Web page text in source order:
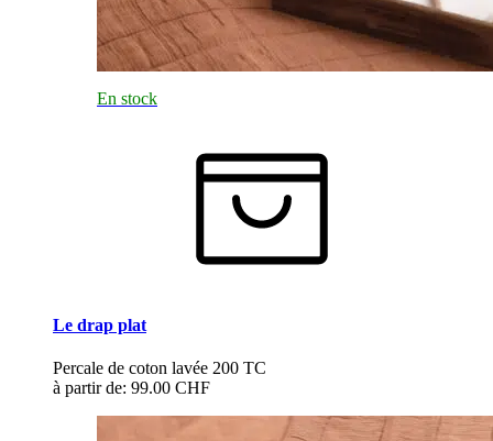
En stock
Le drap plat
Percale de coton lavée 200 TC
à partir de: 99.00 CHF